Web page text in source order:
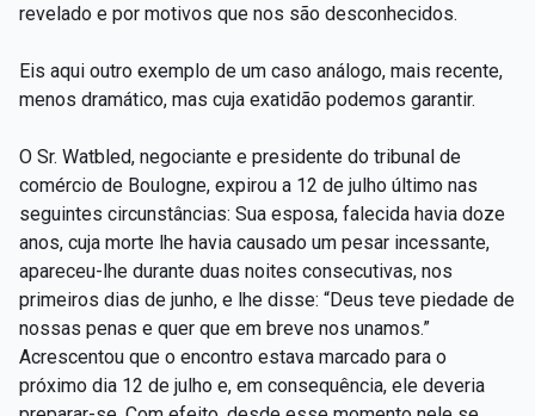
revelado e por motivos que nos são desconhecidos.
Eis aqui outro exemplo de um caso análogo, mais recente,
menos dramático, mas cuja exatidão podemos garantir.
O Sr. Watbled, negociante e presidente do tribunal de
comércio de Boulogne, expirou a 12 de julho último nas
seguintes circunstâncias: Sua esposa, falecida havia doze
anos, cuja morte lhe havia causado um pesar incessante,
apareceu-lhe durante duas noites consecutivas, nos
primeiros dias de junho, e lhe disse: “Deus teve piedade de
nossas penas e quer que em breve nos unamos.”
Acrescentou que o encontro estava marcado para o
próximo dia 12 de julho e, em consequência, ele deveria